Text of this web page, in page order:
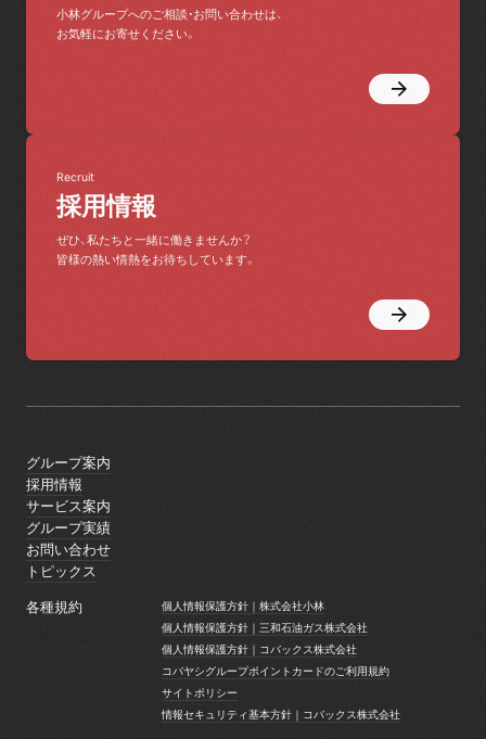
小林グループへのご相談・お問い合わせは、
お気軽にお寄せください。
採用情報
Recruit
ぜひ、私たちと一緒に働きませんか？
皆様の熱い情熱をお待ちしています。
グループ案内
グループ案内
採用情報
採用情報
サービス案内
サービス案内
グループ実績
グループ実績
お問い合わせ
お問い合わせ
トピックス
各種規約
個人情報保護方針｜株式会社小林
個人情報保護方針｜株式会社小林
個人情報保護方針｜三和石油ガス株式会社
個人情報保護方針｜三和石油ガス株式会社
個人情報保護方針｜コバックス株式会社
個人情報保護方針｜コバックス株式会社
コバヤシグループポイントカードのご利用規約
コバヤシグループポイントカードのご利用規約
サイトポリシー
サイトポリシー
情報セキュリティ基本方針｜コバックス株式会社